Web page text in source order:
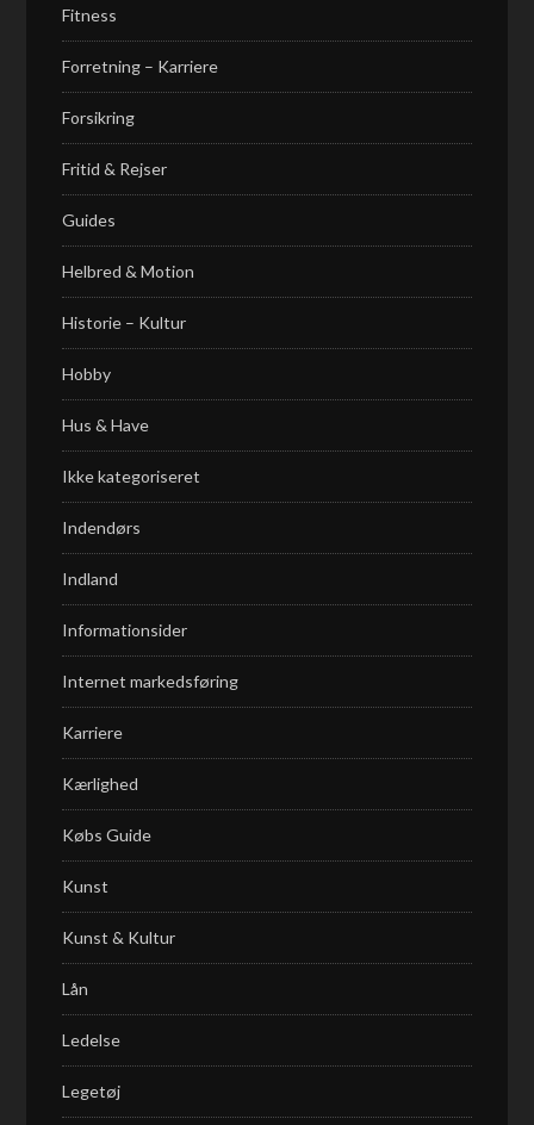
Fitness
Forretning – Karriere
Forsikring
Fritid & Rejser
Guides
Helbred & Motion
Historie – Kultur
Hobby
Hus & Have
Ikke kategoriseret
Indendørs
Indland
Informationsider
Internet markedsføring
Karriere
Kærlighed
Købs Guide
Kunst
Kunst & Kultur
Lån
Ledelse
Legetøj